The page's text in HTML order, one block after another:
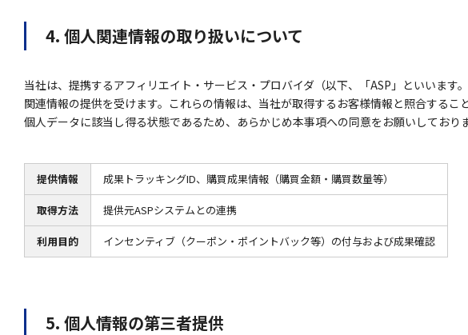
4. 個人関連情報の取り扱いについて
当社は、提携するアフィリエイト・サービス・プロバイダ（以下、「ASP」といいます
関連情報の提供を受けます。これらの情報は、当社が取得するお客様情報と照合するこ
個人データに該当し得る状態であるため、あらかじめ本事項への同意をお願いしておりま
提供情報 成果トラッキングID、購買成果情報（購買金額・購買数量等）
取得方法 提供元ASPシステムとの連携
利用目的 インセンティブ（クーポン・ポイントバック等）の付与および成果確認
5. 個人情報の第三者提供